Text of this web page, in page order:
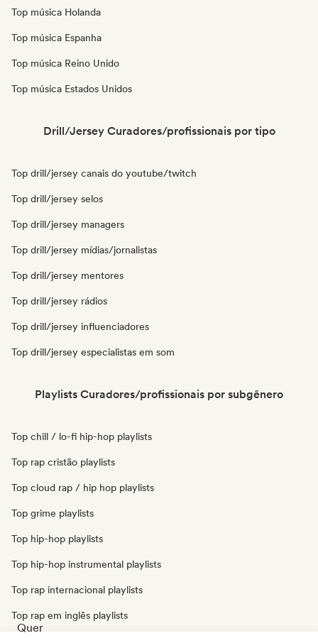
Top música Holanda
Top música Espanha
Top música Reino Unido
Top música Estados Unidos
Drill/Jersey Curadores/profissionais por tipo
Top drill/jersey canais do youtube/twitch
Top drill/jersey selos
Top drill/jersey managers
Top drill/jersey mídias/jornalistas
Top drill/jersey mentores
Top drill/jersey rádios
Top drill/jersey influenciadores
Top drill/jersey especialistas em som
Playlists Curadores/profissionais por subgênero
Top chill / lo-fi hip-hop playlists
Top rap cristão playlists
Top cloud rap / hip hop playlists
Top grime playlists
Top hip-hop playlists
Top hip-hop instrumental playlists
Top rap internacional playlists
Top rap em inglês playlists
Quer